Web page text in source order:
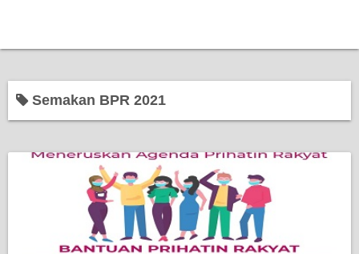
Semakan BPR 2021